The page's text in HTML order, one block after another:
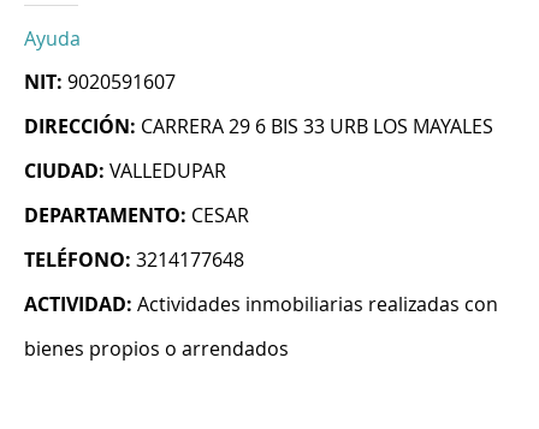
Ayuda
NIT: 9020591607
DIRECCIÓN: CARRERA 29 6 BIS 33 URB LOS MAYALES
CIUDAD: VALLEDUPAR
DEPARTAMENTO: CESAR
TELÉFONO: 3214177648
ACTIVIDAD: Actividades inmobiliarias realizadas con
bienes propios o arrendados